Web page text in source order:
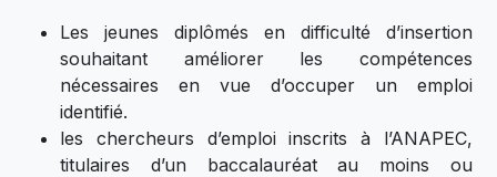
Les jeunes diplômés en difficulté d’insertion
souhaitant améliorer les compétences
nécessaires en vue d’occuper un emploi
identifié.
les chercheurs d’emploi inscrits à l’ANAPEC,
titulaires d’un baccalauréat au moins ou